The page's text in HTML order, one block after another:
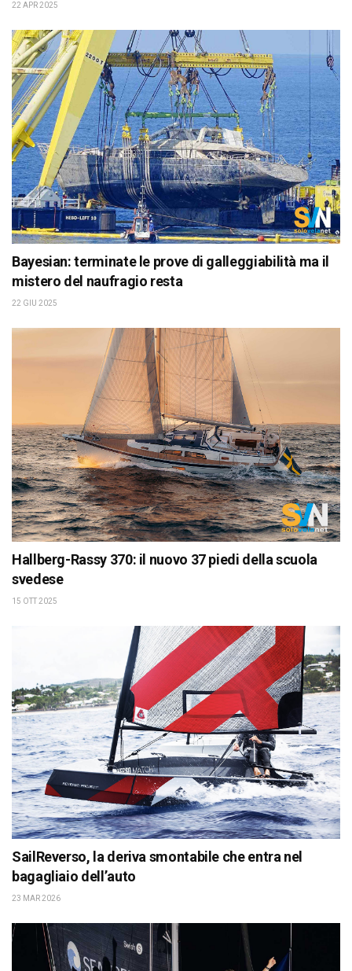
22 APR 2025
Bayesian: terminate le prove di galleggiabilità ma il
mistero del naufragio resta
22 GIU 2025
Hallberg-Rassy 370: il nuovo 37 piedi della scuola
svedese
15 OTT 2025
SailReverso, la deriva smontabile che entra nel
bagagliaio dell’auto
23 MAR 2026